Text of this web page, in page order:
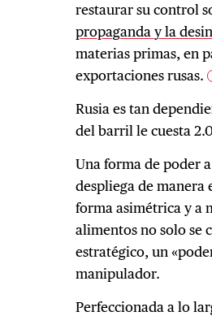
restaurar su control
propaganda y la
materias primas, en
exportaciones rusas.
Rusia es tan
del barril le cuesta
Una forma de poder
despliega de manera
forma asimétrica y a
alimentos no solo se
estratégico, un
manipulador.
Perfeccionada a lo